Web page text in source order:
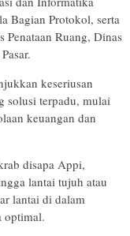
Bagian Protokol, serta
Ruang, Dinas
keseriusan
solusi terpadu, mulai
keuangan dan
disapa Appi,
lantai tujuh atau
lantai di dalam
optimal.